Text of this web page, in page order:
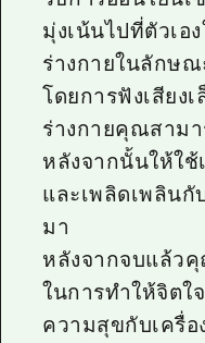
มุ่งเน้นไปที่ตัวเอ
ร่างกายในลักษ
โดยการฟังเสียง
ร่างกายคุณสาม
หลังจากนั้นให้ใช้
และเพลิดเพลิน
มา
หลังจากจบแล้ว
ในการทำให้จิตใ
ความสุขกับเครื่